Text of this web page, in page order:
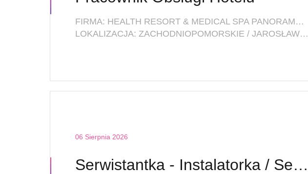
FIRMA: HEALTH RESORT & MEDICAL SPA PANORAMA MORSKA
LOKALIZACJA: ZACHODNIOPOMORSKIE / JAROSŁAWIEC (POW. SŁAWIEŃSKI, GM. POSTOMINO)
06 Sierpnia 2026
Serwistantka - Instalatorka / Serwisant - Instalator Urządzeń do Uzdatniania Wody